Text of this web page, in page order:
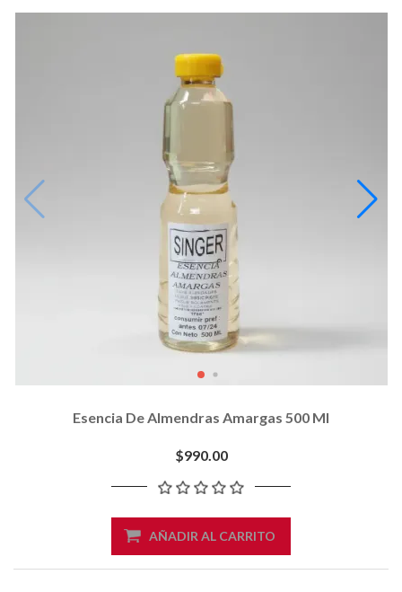
Esencia De Almendras Amargas 500 Ml
$990.00
AÑADIR AL CARRITO